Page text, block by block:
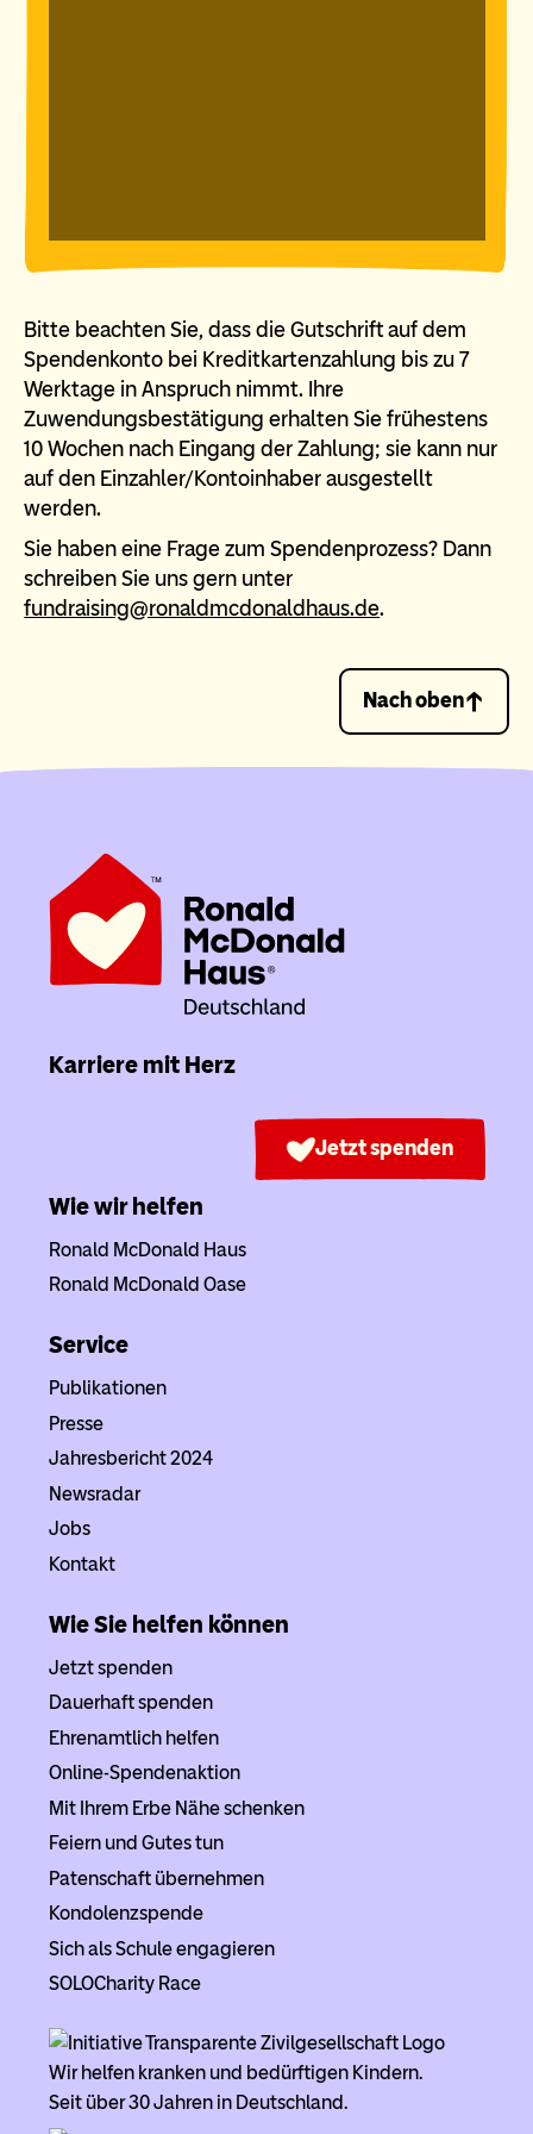
Bitte beachten Sie, dass die Gutschrift auf dem
Spendenkonto bei Kreditkartenzahlung bis zu 7
Werktage in Anspruch nimmt. Ihre
Zuwendungsbestätigung erhalten Sie frühestens
10 Wochen nach Eingang der Zahlung; sie kann nur
auf den Einzahler/Kontoinhaber ausgestellt
werden.
Sie haben eine Frage zum Spendenprozess? Dann
schreiben Sie uns gern unter
fundraising@ronaldmcdonaldhaus.de.
Nach oben
Karriere mit Herz
Jetzt spenden
Wie wir helfen
Ronald McDonald Haus
Ronald McDonald Oase
Service
Publikationen
Presse
Jahresbericht 2024
Newsradar
Jobs
Kontakt
Wie Sie helfen können
Jetzt spenden
Dauerhaft spenden
Ehrenamtlich helfen
Online-Spendenaktion
Mit Ihrem Erbe Nähe schenken
Feiern und Gutes tun
Patenschaft übernehmen
Kondolenzspende
Sich als Schule engagieren
SOLOCharity Race
Wir helfen kranken und bedürftigen Kindern.
Seit über 30 Jahren in Deutschland.